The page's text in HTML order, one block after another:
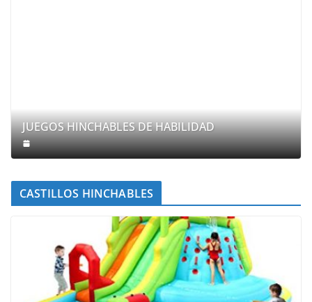
JUEGOS HINCHABLES DE HABILIDAD
CASTILLOS HINCHABLES